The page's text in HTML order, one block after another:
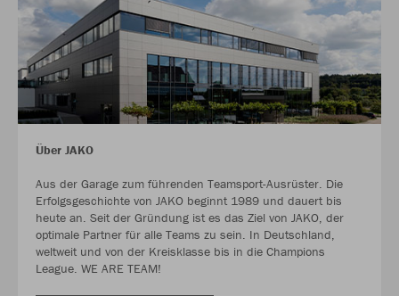
Über JAKO
Aus der Garage zum führenden Teamsport-Ausrüster. Die
Erfolgsgeschichte von JAKO beginnt 1989 und dauert bis
heute an. Seit der Gründung ist es das Ziel von JAKO, der
optimale Partner für alle Teams zu sein. In Deutschland,
weltweit und von der Kreisklasse bis in die Champions
League. WE ARE TEAM!